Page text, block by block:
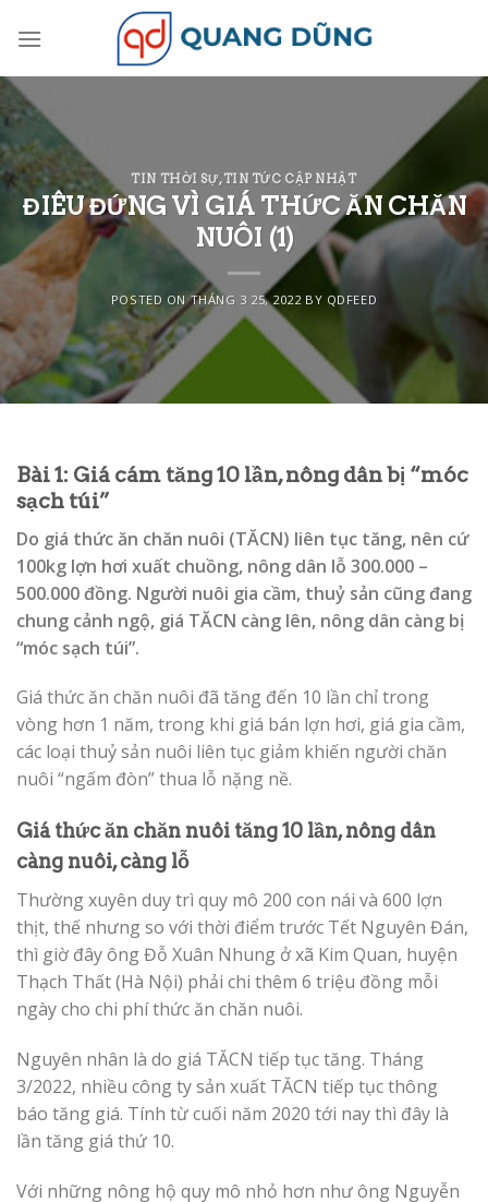
TIN THỜI SỰ,TIN TỨC CẬP NHẬT
ĐIÊU ĐỨNG VÌ GIÁ THỨC ĂN CHĂN
NUÔI (1)
POSTED ONTHÁNG 3 25, 2022BY QDFEED
Bài 1: Giá cám tăng 10 lần, nông dân bị “móc
sạch túi”
Do giá thức ăn chăn nuôi (TĂCN) liên tục tăng, nên cứ
100kg lợn hơi xuất chuồng, nông dân lỗ 300.000 –
500.000 đồng. Người nuôi gia cầm, thuỷ sản cũng đang
chung cảnh ngộ, giá TĂCN càng lên, nông dân càng bị
“móc sạch túi”.
Giá thức ăn chăn nuôi đã tăng đến 10 lần chỉ trong
vòng hơn 1 năm, trong khi giá bán lợn hơi, giá gia cầm,
các loại thuỷ sản nuôi liên tục giảm khiến người chăn
nuôi “ngấm đòn” thua lỗ nặng nề.
Giá thức ăn chăn nuôi tăng 10 lần, nông dân
càng nuôi, càng lỗ
Thường xuyên duy trì quy mô 200 con nái và 600 lợn
thịt, thế nhưng so với thời điểm trước Tết Nguyên Đán,
thì giờ đây ông Đỗ Xuân Nhung ở xã Kim Quan, huyện
Thạch Thất (Hà Nội) phải chi thêm 6 triệu đồng mỗi
ngày cho chi phí thức ăn chăn nuôi.
Nguyên nhân là do giá TĂCN tiếp tục tăng. Tháng
3/2022, nhiều công ty sản xuất TĂCN tiếp tục thông
báo tăng giá. Tính từ cuối năm 2020 tới nay thì đây là
lần tăng giá thứ 10.
Với những nông hộ quy mô nhỏ hơn như ông Nguyễn